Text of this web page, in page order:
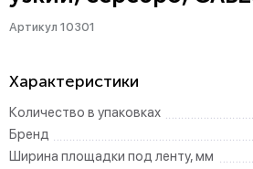
Артикул 10301
Характеристики
Количество в упаковках
Бренд
Ширина площадки под ленту, мм